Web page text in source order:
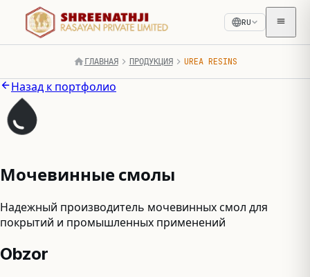
RU
ГЛАВНАЯ ПРОДУКЦИЯ UREA RESINS
Назад к портфолио
Мочевинные смолы
Надежный производитель мочевинных смол для
покрытий и промышленных применений
Obzor